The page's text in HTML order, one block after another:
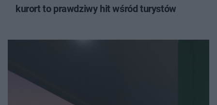
kurort to prawdziwy hit wśród turystów